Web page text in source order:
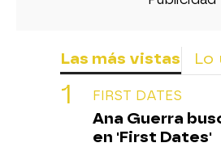
Las más vistas Lo
FIRST DATES
Ana Guerra
en 'First Dates'